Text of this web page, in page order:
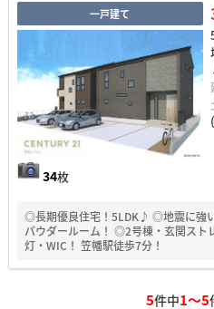
一戸建て
34枚
◎長期優良住宅！5LDK♪ ◎地震に強
パウダールーム！ ◎2号棟・玄関スト
灯・WIC！ 笠幡駅徒歩7分！
5件中1～5